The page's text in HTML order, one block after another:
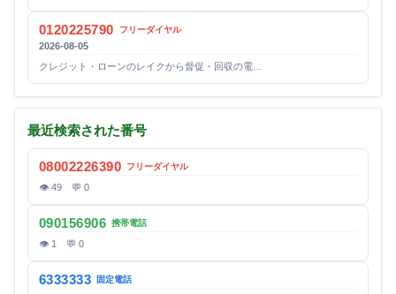
0120225790 フリーダイヤル
2026-08-05
クレジット・ローンのレイクから督促・回収の電…
最近検索された番号
08002226390 フリーダイヤル
👁 49 💬 0
090156906 携帯電話
👁 1 💬 0
6333333 固定電話